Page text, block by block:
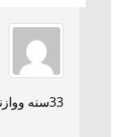
33سنه ووازني معقول